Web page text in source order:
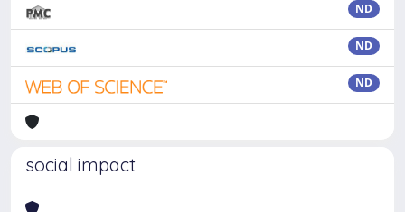
ND
ND
ND
social impact